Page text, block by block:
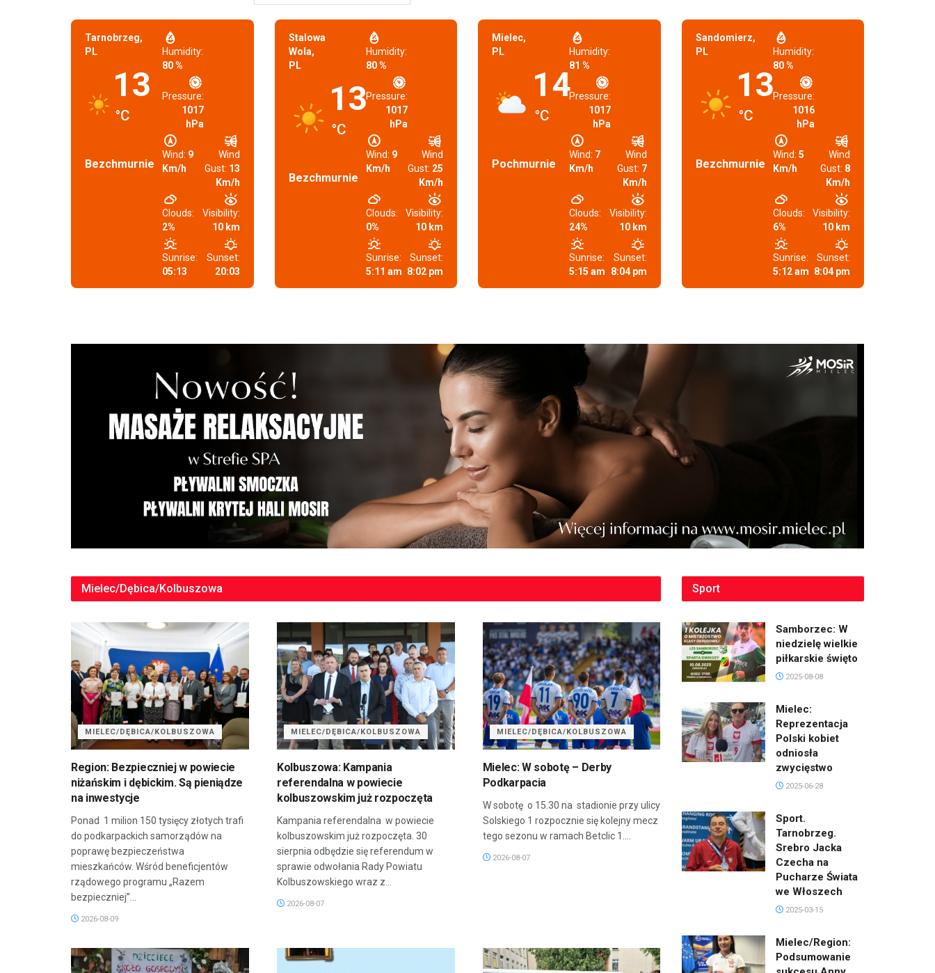
Tarnobrzeg,
PL
13
°C
Bezchmurnie
Humidity:
80 %
Pressure:
1017
hPa
Wind: 9
Km/h
Wind
Gust: 13
Km/h
Clouds:
2%
Visibility:
10 km
Sunrise:
05:13
Sunset:
20:03
Stalowa
Wola,
PL
13
°C
Bezchmurnie
Humidity:
80 %
Pressure:
1017
hPa
Wind: 9
Km/h
Wind
Gust: 25
Km/h
Clouds:
0%
Visibility:
10 km
Sunrise:
5:11 am
Sunset:
8:02 pm
Mielec,
PL
14
°C
Pochmurnie
Humidity:
81 %
Pressure:
1017
hPa
Wind: 7
Km/h
Wind
Gust: 7
Km/h
Clouds:
24%
Visibility:
10 km
Sunrise:
5:15 am
Sunset:
8:04 pm
Sandomierz,
PL
13
°C
Bezchmurnie
Humidity:
80 %
Pressure:
1016
hPa
Wind: 5
Km/h
Wind
Gust: 8
Km/h
Clouds:
6%
Visibility:
10 km
Sunrise:
5:12 am
Sunset:
8:04 pm
Mielec/Dębica/Kolbuszowa
MIELEC/DĘBICA/KOLBUSZOWA
Region: Bezpieczniej w powiecie
niżańskim i dębickim. Są pieniądze
na inwestycje
Ponad 1 milion 150 tysięcy złotych trafi
do podkarpackich samorządów na
poprawę bezpieczeństwa
mieszkańców. Wśród beneficjentów
rządowego programu „Razem
bezpieczniej”...
2026-08-09
MIELEC/DĘBICA/KOLBUSZOWA
Kolbuszowa: Kampania
referendalna w powiecie
kolbuszowskim już rozpoczęta
Kampania referendalna w powiecie
kolbuszowskim już rozpoczęta. 30
sierpnia odbędzie się referendum w
sprawie odwołania Rady Powiatu
Kolbuszowskiego wraz z...
2026-08-07
MIELEC/DĘBICA/KOLBUSZOWA
Mielec: W sobotę – Derby
Podkarpacia
W sobotę o 15.30 na stadionie przy ulicy
Solskiego 1 rozpocznie się kolejny mecz
tego sezonu w ramach Betclic 1....
2026-08-07
Sport
Samborzec: W
niedzielę wielkie
piłkarskie święto
2025-08-08
Mielec:
Reprezentacja
Polski kobiet
odniosła
zwycięstwo
2025-06-28
Sport.
Tarnobrzeg.
Srebro Jacka
Czecha na
Pucharze Świata
we Włoszech
2025-03-15
Mielec/Region:
Podsumowanie